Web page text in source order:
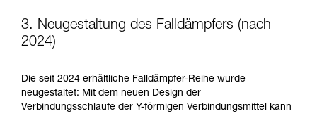
3. Neugestaltung des Falldämpfers (nach
2024)
Die seit 2024 erhältliche Falldämpfer-Reihe wurde
neugestaltet: Mit dem neuen Design der
Verbindungsschlaufe der Y-förmigen Verbindungsmittel kann